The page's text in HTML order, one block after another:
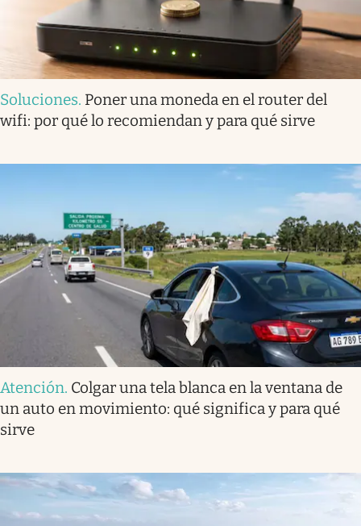
Soluciones. Poner una moneda en el router del
wifi: por qué lo recomiendan y para qué sirve
Atención. Colgar una tela blanca en la ventana de
un auto en movimiento: qué significa y para qué
sirve